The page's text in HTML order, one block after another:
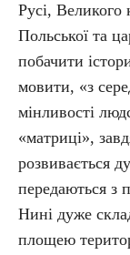
Русі, Великого
Польської та
побачити
мовити, «з
мінливості
«матриці»,
розвивається
передаються з
Нині дуже
площею